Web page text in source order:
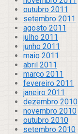
outubro 2011
setembro 2011
agosto 2011
julho 2011
junho 2011
maio 2011
abril 2011
março 2011
fevereiro 2011
janeiro 2011
dezembro 2010
novembro 2010
outubro 2010
setembro 2010